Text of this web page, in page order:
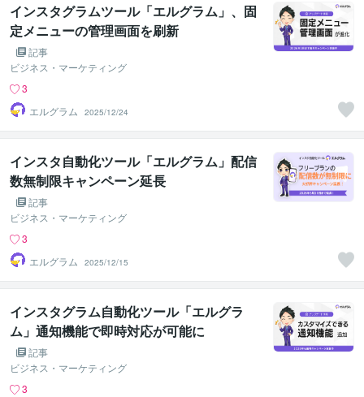
インスタグラムツール「エルグラム」、固
定メニューの管理画面を刷新
記事
ビジネス・マーケティング
3
エルグラム
2025/12/24
インスタ自動化ツール「エルグラム」配信
数無制限キャンペーン延長
記事
ビジネス・マーケティング
3
エルグラム
2025/12/15
インスタグラム自動化ツール「エルグラ
ム」通知機能で即時対応が可能に
記事
ビジネス・マーケティング
3